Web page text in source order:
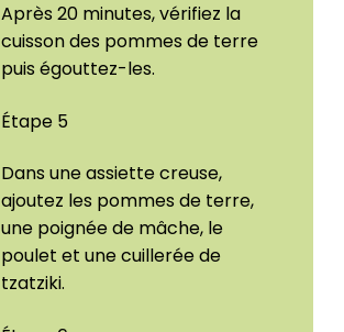
Après 20 minutes, vérifiez la
cuisson des pommes de terre
puis égouttez-les.
Étape 5
Dans une assiette creuse,
ajoutez les pommes de terre,
une poignée de mâche, le
poulet et une cuillerée de
tzatziki.